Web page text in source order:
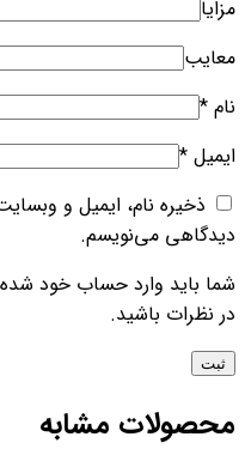
مزایا
معایب
نام *
ایمیل *
ذخیره نام، ایمیل و
دیدگاهی می‌نویسم.
شما باید وارد حساب خود شده
در نظرات باشید.
محصولات مشابه